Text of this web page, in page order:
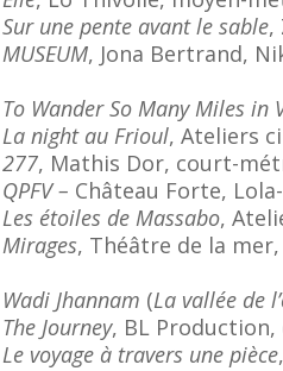
Sur une pente avant le sable,
MUSEUM, Jona Bertrand,
To Wander So Many Miles in
La night au Frioul, Ateliers
277, Mathis Dor, court-
QPFV – Château Forte,
Les étoiles de Massabo,
Mirages, Théâtre de la
Wadi Jhannam (La vallée de
The Journey, BL
Le voyage à travers une pièce